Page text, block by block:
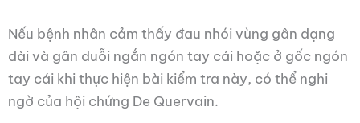
Nếu bệnh nhân cảm thấy đau nhói vùng gân dạng
dài và gân duỗi ngắn ngón tay cái hoặc ở gốc ngón
tay cái khi thực hiện bài kiểm tra này, có thể nghi
ngờ của hội chứng De Quervain.